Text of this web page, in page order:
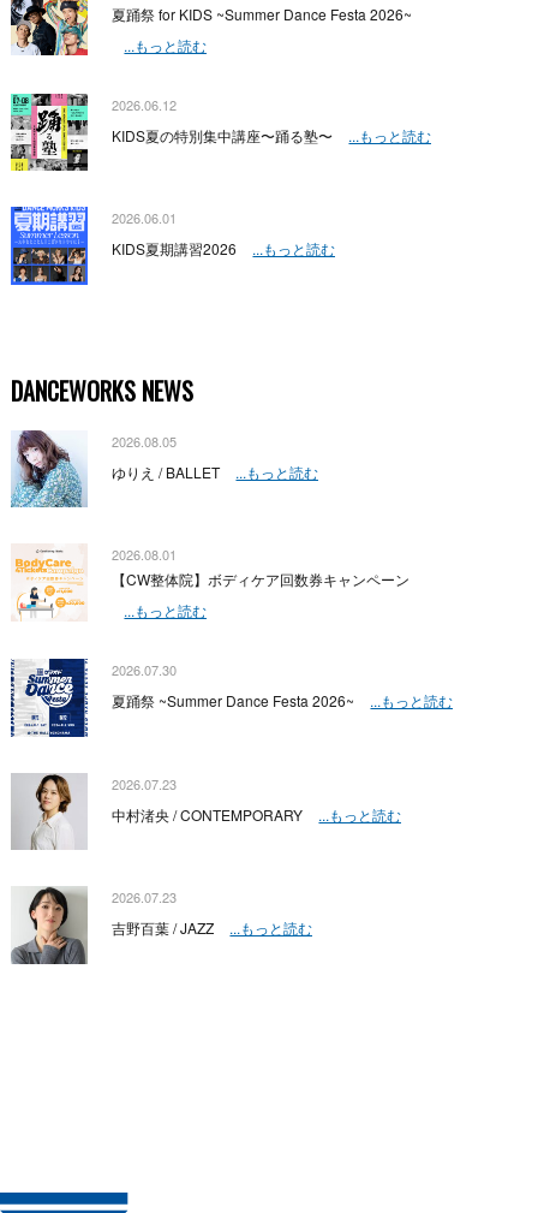
夏踊祭 for KIDS ~Summer Dance Festa 2026~
...もっと読む
2026.06.12
KIDS夏の特別集中講座〜踊る塾〜 ...もっと読む
2026.06.01
KIDS夏期講習2026 ...もっと読む
DANCEWORKS NEWS
2026.08.05
ゆりえ / BALLET ...もっと読む
2026.08.01
【CW整体院】ボディケア回数券キャンペーン
...もっと読む
2026.07.30
夏踊祭 ~Summer Dance Festa 2026~ ...もっと読む
2026.07.23
中村渚央 / CONTEMPORARY ...もっと読む
2026.07.23
吉野百葉 / JAZZ ...もっと読む